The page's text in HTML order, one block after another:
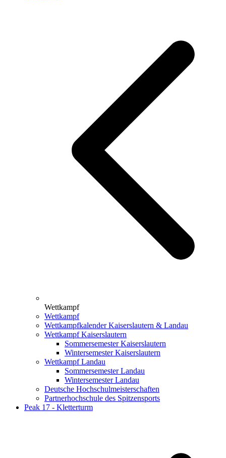
Wettkampf
Wettkampf
Wettkampfkalender Kaiserslautern & Landau
Wettkampf Kaiserslautern
Sommersemester Kaiserslautern
Wintersemester Kaiserslautern
Wettkampf Landau
Sommersemester Landau
Wintersemester Landau
Deutsche Hochschulmeisterschaften
Partnerhochschule des Spitzensports
Peak 17 - Kletterturm